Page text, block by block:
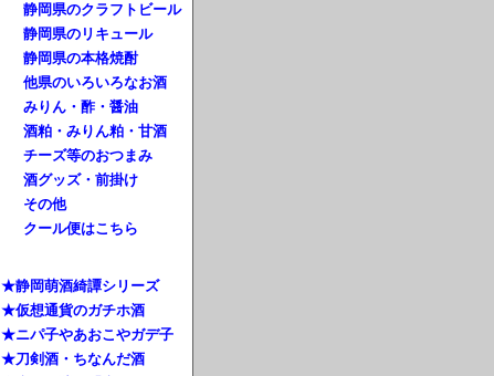
静岡県のクラフトビール
静岡県のリキュール
静岡県の本格焼酎
他県のいろいろなお酒
みりん・酢・醤油
酒粕・みりん粕・甘酒
チーズ等のおつまみ
酒グッズ・前掛け
その他
クール便はこちら
★静岡萌酒綺譚シリーズ
★仮想通貨のガチホ酒
★ニパ子やあおこやガデ子
★刀剣酒・ちなんだ酒